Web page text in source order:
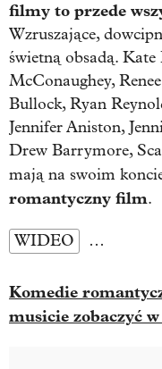
filmy to przede
Wzruszające,
świetną obsadą.
McConaughey,
Bullock, Ryan
Jennifer Aniston,
Drew Barrymore,
mają na swoim
romantyczny film.
WIDEO …
Komedie
musicie zobaczyć